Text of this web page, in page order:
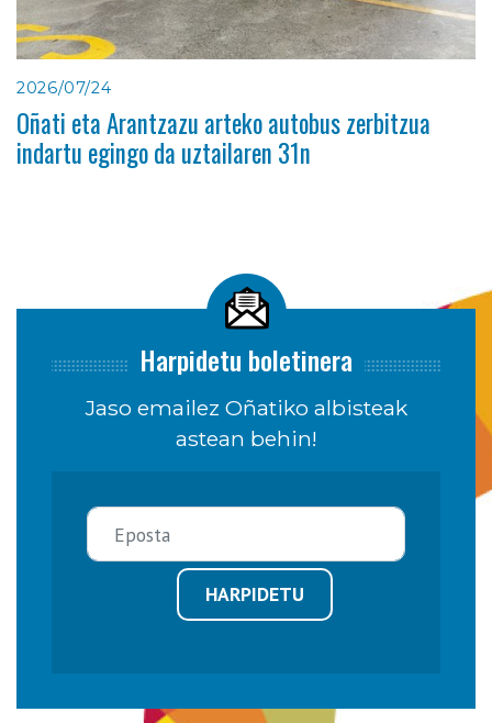
2026/07/24
Oñati eta Arantzazu arteko autobus zerbitzua
indartu egingo da uztailaren 31n
Harpidetu boletinera
Jaso emailez Oñatiko albisteak
astean behin!
HARPIDETU